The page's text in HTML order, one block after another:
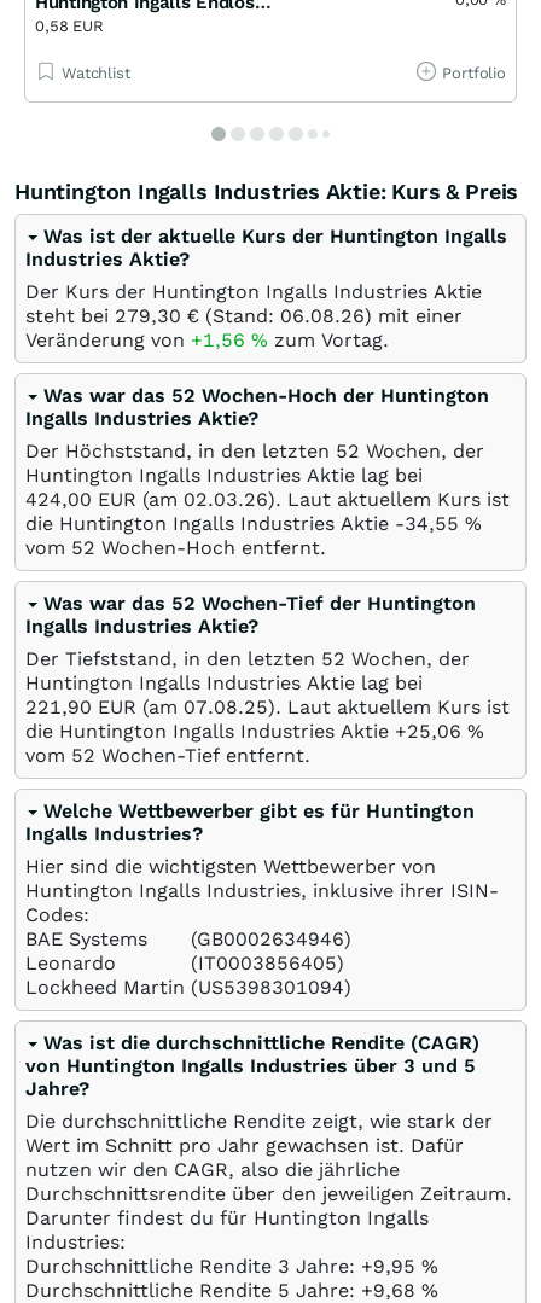
0,58 EUR
Watchlist Portfolio
Huntington Ingalls Industries Aktie: Kurs & Preis
Was ist der aktuelle Kurs der Huntington Ingalls
Industries Aktie?
Der Kurs der Huntington Ingalls Industries Aktie
steht bei 279,30 € (Stand: 06.08.26) mit einer
Veränderung von +1,56 % zum Vortag.
Was war das 52 Wochen-Hoch der Huntington
Ingalls Industries Aktie?
Der Höchststand, in den letzten 52 Wochen, der
Huntington Ingalls Industries Aktie lag bei
424,00 EUR (am 02.03.26). Laut aktuellem Kurs ist
die Huntington Ingalls Industries Aktie -34,55 %
vom 52 Wochen-Hoch entfernt.
Was war das 52 Wochen-Tief der Huntington
Ingalls Industries Aktie?
Der Tiefststand, in den letzten 52 Wochen, der
Huntington Ingalls Industries Aktie lag bei
221,90 EUR (am 07.08.25). Laut aktuellem Kurs ist
die Huntington Ingalls Industries Aktie +25,06 %
vom 52 Wochen-Tief entfernt.
Welche Wettbewerber gibt es für Huntington
Ingalls Industries?
Hier sind die wichtigsten Wettbewerber von
Huntington Ingalls Industries, inklusive ihrer ISIN-
Codes:
BAE Systems
(GB0002634946)
Leonardo
(IT0003856405)
Lockheed Martin (US5398301094)
Was ist die durchschnittliche Rendite (CAGR)
von Huntington Ingalls Industries über 3 und 5
Jahre?
Die durchschnittliche Rendite zeigt, wie stark der
Wert im Schnitt pro Jahr gewachsen ist. Dafür
nutzen wir den CAGR, also die jährliche
Durchschnittsrendite über den jeweiligen Zeitraum.
Darunter findest du für Huntington Ingalls
Industries:
Durchschnittliche Rendite 3 Jahre: +9,95 %
Durchschnittliche Rendite 5 Jahre: +9,68 %